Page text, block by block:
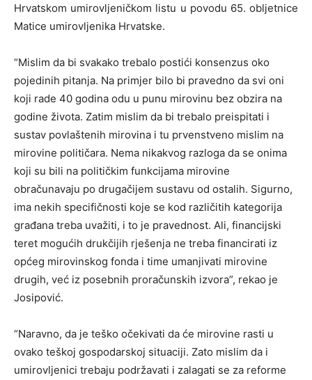
Hrvatskom umirovljeničkom listu u povodu 65. obljetnice
Matice umirovljenika Hrvatske.
“Mislim da bi svakako trebalo postići konsenzus oko
pojedinih pitanja. Na primjer bilo bi pravedno da svi oni
koji rade 40 godina odu u punu mirovinu bez obzira na
godine života. Zatim mislim da bi trebalo preispitati i
sustav povlaštenih mirovina i tu prvenstveno mislim na
mirovine političara. Nema nikakvog razloga da se onima
koji su bili na političkim funkcijama mirovine
obračunavaju po drugačijem sustavu od ostalih. Sigurno,
ima nekih specifičnosti koje se kod različitih kategorija
građana treba uvažiti, i to je pravednost. Ali, financijski
teret mogućih drukčijih rješenja ne treba financirati iz
općeg mirovinskog fonda i time umanjivati mirovine
drugih, već iz posebnih proračunskih izvora”, rekao je
Josipović.
“Naravno, da je teško očekivati da će mirovine rasti u
ovako teškoj gospodarskoj situaciji. Zato mislim da i
umirovljenici trebaju podržavati i zalagati se za reforme